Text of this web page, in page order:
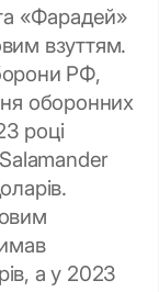
«Фарадей»
взуттям.
РФ,
оборонних
році
а у 2023